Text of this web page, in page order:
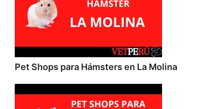
Pet Shops para Hámsters en La Molina